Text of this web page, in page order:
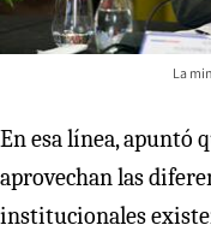
La
En esa línea, apuntó
aprovechan las
institucionales